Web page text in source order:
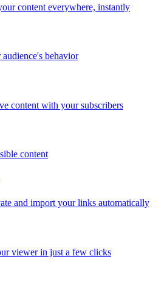
content everywhere, instantly
behavior
content with your subscribers
content
and import your links automatically
viewer in just a few clicks